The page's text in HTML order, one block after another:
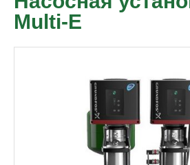
Multi-E